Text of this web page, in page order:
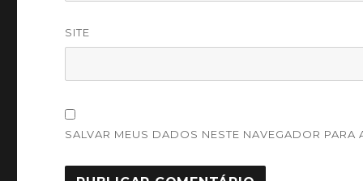
SITE
SALVAR MEUS DADOS NESTE NAVEGADOR PARA